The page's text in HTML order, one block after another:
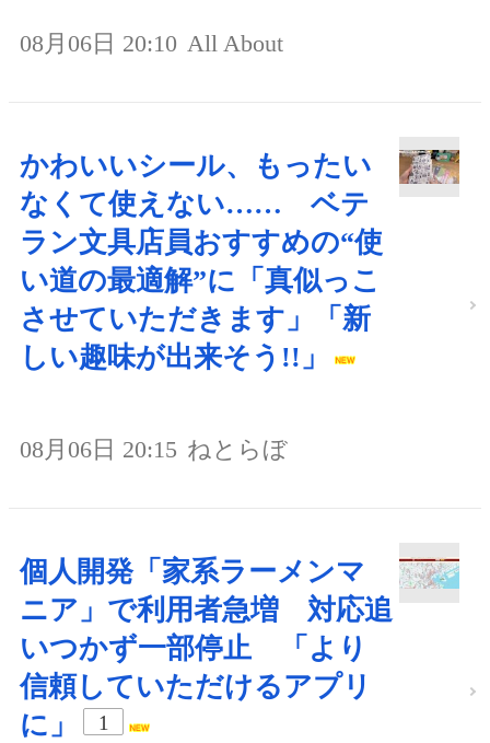
08月06日 20:10 All About
かわいいシール、もったい
なくて使えない…… ベテ
ラン文具店員おすすめの“使
い道の最適解”に「真似っこ
させていただきます」「新
しい趣味が出来そう!!」
08月06日 20:15 ねとらぼ
個人開発「家系ラーメンマ
ニア」で利用者急増 対応追
いつかず一部停止 「より
信頼していただけるアプリ
に」
1